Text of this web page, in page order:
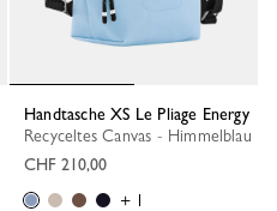
Handtasche XS Le Pliage Energy
Recyceltes Canvas - Himmelblau
CHF 210,00
+ 1